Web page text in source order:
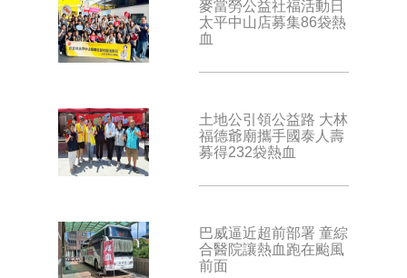
麥當勞公益社福活動日
太平中山店募集86袋熱
血
土地公引領公益路 大林
福德爺廟攜手國泰人壽
募得232袋熱血
巴威逼近超前部署 童綜
合醫院讓熱血跑在颱風
前面